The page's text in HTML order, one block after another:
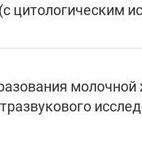
цитологическим